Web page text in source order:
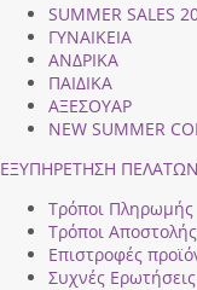
SUMMER SALES
ΓΥΝΑΙΚΕΙΑ
ΑΝΔΡΙΚΑ
ΠΑΙΔΙΚΑ
ΑΞΕΣΟΥΑΡ
NEW SUMMER
ΕΞΥΠΗΡΕΤΗΣΗ ΠΕΛΑΤΩΝ
Τρόποι Πληρωμής
Τρόποι Αποστολής
Επιστροφές
Συχνές Ερωτήσεις